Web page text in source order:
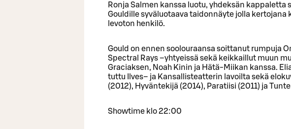
Ronja Salmen kanssa luotu, yhdeksän kappaletta
Gouldille syväluotaava taidonnäyte jolla kertojana
levoton henkilö.
Gould on ennen soolouraansa soittanut rumpuja
Spectral Rays –yhtyeissä sekä keikkaillut muun
Graciaksen, Noah Kinin ja Hätä-Miikan kanssa.
tuttu Ilves– ja Kansallisteatterin lavoilta sekä
(2012), Hyväntekijä (2014), Paratiisi (2011) ja
Showtime klo 22:00